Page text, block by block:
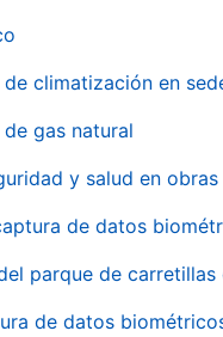
climatización en
gas natural
y salud en
de datos
parque de carretillas
de datos